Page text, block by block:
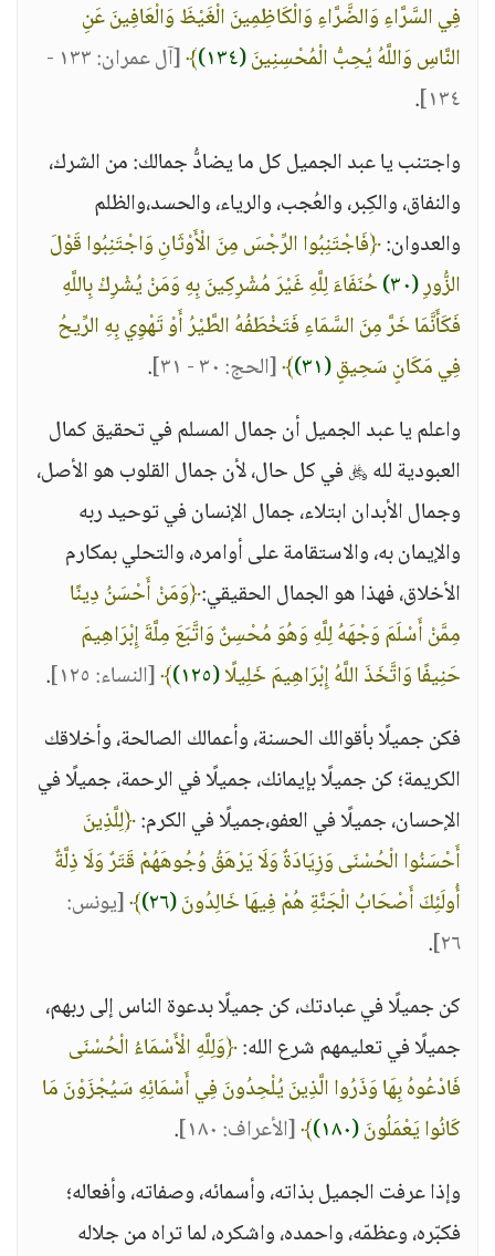
فِي السَّرَّاءِ وَالضَّرَّاءِ وَالْكَاظِمِينَ الْغَيْظَ وَالْعَافِينَ عَنِ
النَّاسِ وَاللَّهُ يُحِبُّ الْمُحْسِنِينَ(١٣٤) ﴾
[آل عمران: ١٣٣ -
١٣٤] .
واجتنب يا عبد الجميل كل ما يضادُّ جمالك: من الشرك،
والنفاق، والكِبر، والعُجب، والرياء، والحسد،والظلم
والعدوان:﴿فَاجْتَنِبُوا الرِّجْسَ مِنَ الْأَوْثَانِ وَاجْتَنِبُوا قَوْلَ
الزُّورِ(٣٠)
حُنَفَاءَ لِلَّهِ غَيْرَ مُشْرِكِينَ بِهِ وَمَنْ يُشْرِكْ بِاللَّهِ
فَكَأَنَّمَا خَرَّ مِنَ السَّمَاءِ فَتَخْطَفُهُ الطَّيْرُ أَوْ تَهْوِي بِهِ الرِّيحُ
فِي مَكَانٍ سَحِيقٍ(٣١) ﴾[الحج: ٣٠ - ٣١]
.
واعلم يا عبد الجميل أن جمال المسلم في تحقيق كمال
العبودية لله ﷿ في كل حال، لأن جمال القلوب هو الأصل،
وجمال الأبدان ابتلاء، جمال الإنسان في توحيد ربه
والإيمان به، والاستقامة على أوامره، والتحلي بمكارم
الأخلاق، فهذا هو الجمال الحقيقي:﴿وَمَنْ أَحْسَنُ دِينًا
مِمَّنْ أَسْلَمَ وَجْهَهُ لِلَّهِ وَهُوَ مُحْسِنٌ وَاتَّبَعَ مِلَّةَ إِبْرَاهِيمَ
حَنِيفًا وَاتَّخَذَ اللَّهُ إِبْرَاهِيمَ خَلِيلًا(١٢٥) ﴾[النساء: ١٢٥]
.
فكن جميلًا بأقوالك الحسنة، وأعمالك الصالحة، وأخلاقك
الكريمة؛ كن جميلًا بإيمانك، جميلًا في الرحمة، جميلًا في
الإحسان، جميلًا في العفو،جميلًا في الكرم:﴿لِلَّذِينَ
أَحْسَنُوا الْحُسْنَى وَزِيَادَةٌ وَلَا يَرْهَقُ وُجُوهَهُمْ قَتَرٌ وَلَا ذِلَّةٌ
أُولَئِكَ أَصْحَابُ الْجَنَّةِ هُمْ فِيهَا خَالِدُونَ(٢٦) ﴾[يونس:
٢٦] .
كن جميلًا في عبادتك، كن جميلًا بدعوة الناس إلى ربهم،
جميلًا في تعليمهم شرع الله:﴿وَلِلَّهِ الْأَسْمَاءُ الْحُسْنَى
فَادْعُوهُ بِهَا وَذَرُوا الَّذِينَ يُلْحِدُونَ فِي أَسْمَائِهِ سَيُجْزَوْنَ مَا
كَانُوا يَعْمَلُونَ(١٨٠) ﴾[الأعراف: ١٨٠]
.
وإذا عرفت الجميل بذاته، وأسمائه، وصفاته، وأفعاله؛
فكبّره، وعظمّه، واحمده، واشكره، لما تراه من جلاله